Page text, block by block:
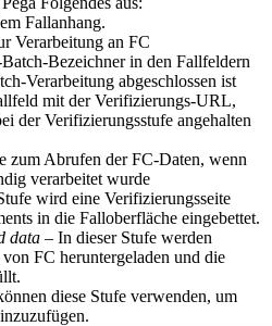
Fallanhang.
Verarbeitung an FC
Bezeichner in den Fallfeldern
Verarbeitung abgeschlossen ist
mit der Verifizierungs-URL,
der Verifizierungsstufe angehalten
zum Abrufen der FC-Daten, wenn
verarbeitet wurde
wird eine Verifizierungsseite
in die Falloberfläche eingebettet.
data – In dieser Stufe werden
FC heruntergeladen und die
diese Stufe verwenden, um